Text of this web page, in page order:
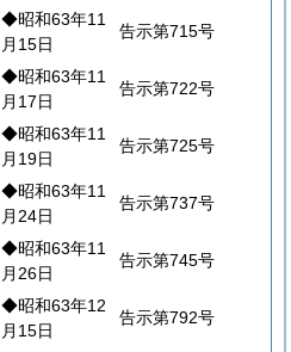
◆昭和63年11
月15日
告示第715号
◆昭和63年11
月17日
告示第722号
◆昭和63年11
月19日
告示第725号
◆昭和63年11
月24日
告示第737号
◆昭和63年11
月26日
告示第745号
◆昭和63年12
月15日
告示第792号